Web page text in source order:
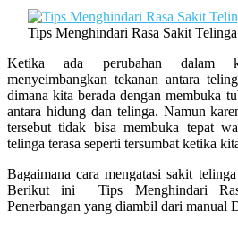
Tips Menghindari Rasa Sakit
Ketika ada perubahan dalam
menyeimbangkan tekanan antara
dimana kita berada dengan membuka
antara hidung dan telinga. Namun
tersebut tidak bisa membuka tepat
telinga terasa seperti tersumbat ketika
Bagaimana cara mengatasi sakit
Berikut ini Tips Menghindari
Penerbangan yang diambil dari manual